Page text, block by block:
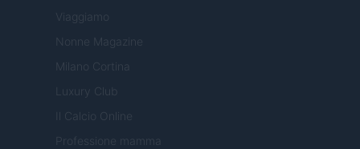
Viaggiamo
Nonne Magazine
Milano Cortina
Luxury Club
Il Calcio Online
Professione mamma